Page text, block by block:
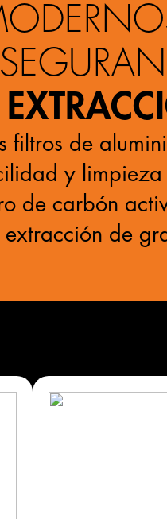
filtros de
y limpieza
de carbón
extracción de